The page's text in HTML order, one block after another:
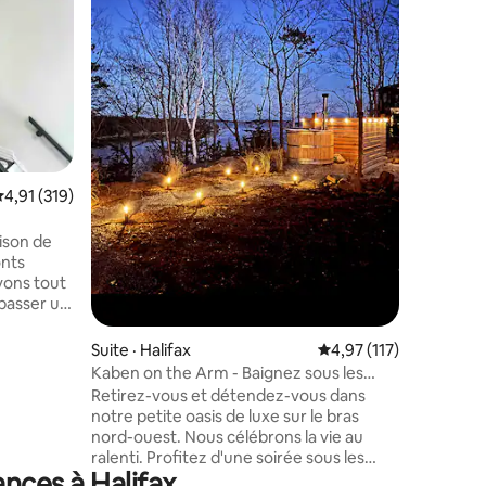
moyenne de 4,91 sur 5, 319 commentaires
4,91 (319)
de
tout
un
J'y
Suite · Halifax Note moyenne de
4,97 (117)
Kaben on the Arm - Baignez sous les
étoiles
Retirez-vous et détendez-vous dans
notre petite oasis de luxe sur le bras
nord-ouest. Nous célébrons la vie au
ralenti. Profitez d'une soirée sous les
étoiles dans le jacuzzi chauffé au bois.